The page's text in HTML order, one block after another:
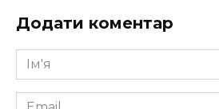
Додати коментар
Ім'я
*
Email